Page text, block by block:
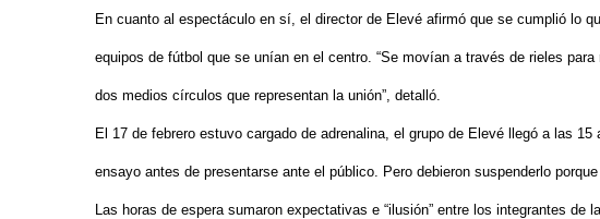
En cuanto al espectáculo en sí, el director de Elevé afirmó que se cumplió lo
equipos de fútbol que se unían en el centro. “Se movían a través de rieles
dos medios círculos que representan la unión”, detalló.
El 17 de febrero estuvo cargado de adrenalina, el grupo de Elevé llegó a las
ensayo antes de presentarse ante el público. Pero debieron suspenderlo
Las horas de espera sumaron expectativas e “ilusión” entre los integrantes de